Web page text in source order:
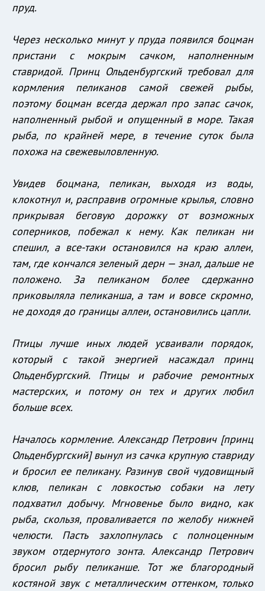
пруд.
Через несколько минут у пруда появился боцман
пристани с мокрым сачком, наполненным
ставридой. Принц Ольденбургский требовал для
кормления пеликанов самой свежей рыбы,
поэтому боцман всегда держал про запас сачок,
наполненный рыбой и опущенный в море. Такая
рыба, по крайней мере, в течение суток была
похожа на свежевыловленную.
Увидев боцмана, пеликан, выходя из воды,
клокотнул и, расправив огромные крылья, словно
прикрывая беговую дорожку от возможных
соперников, побежал к нему. Как пеликан ни
спешил, а все-таки остановился на краю аллеи,
там, где кончался зеленый дерн — знал, дальше не
положено. За пеликаном более сдержанно
приковыляла пеликанша, а там и вовсе скромно,
не доходя до границы аллеи, остановились цапли.
Птицы лучше иных людей усваивали порядок,
который с такой энергией насаждал принц
Ольденбургский. Птицы и рабочие ремонтных
мастерских, и потому он тех и других любил
больше всех.
Началось кормление. Александр Петрович [принц
Ольденбургский] вынул из сачка крупную ставриду
и бросил ее пеликану. Разинув свой чудовищный
клюв, пеликан с ловкостью собаки на лету
подхватил добычу. Мгновенье было видно, как
рыба, скользя, проваливается по желобу нижней
челюсти. Пасть захлопнулась с полноценным
звуком отдернутого зонта. Александр Петрович
бросил рыбу пеликанше. Тот же благородный
костяной звук с металлическим оттенком, только